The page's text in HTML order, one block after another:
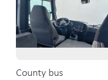
County bus